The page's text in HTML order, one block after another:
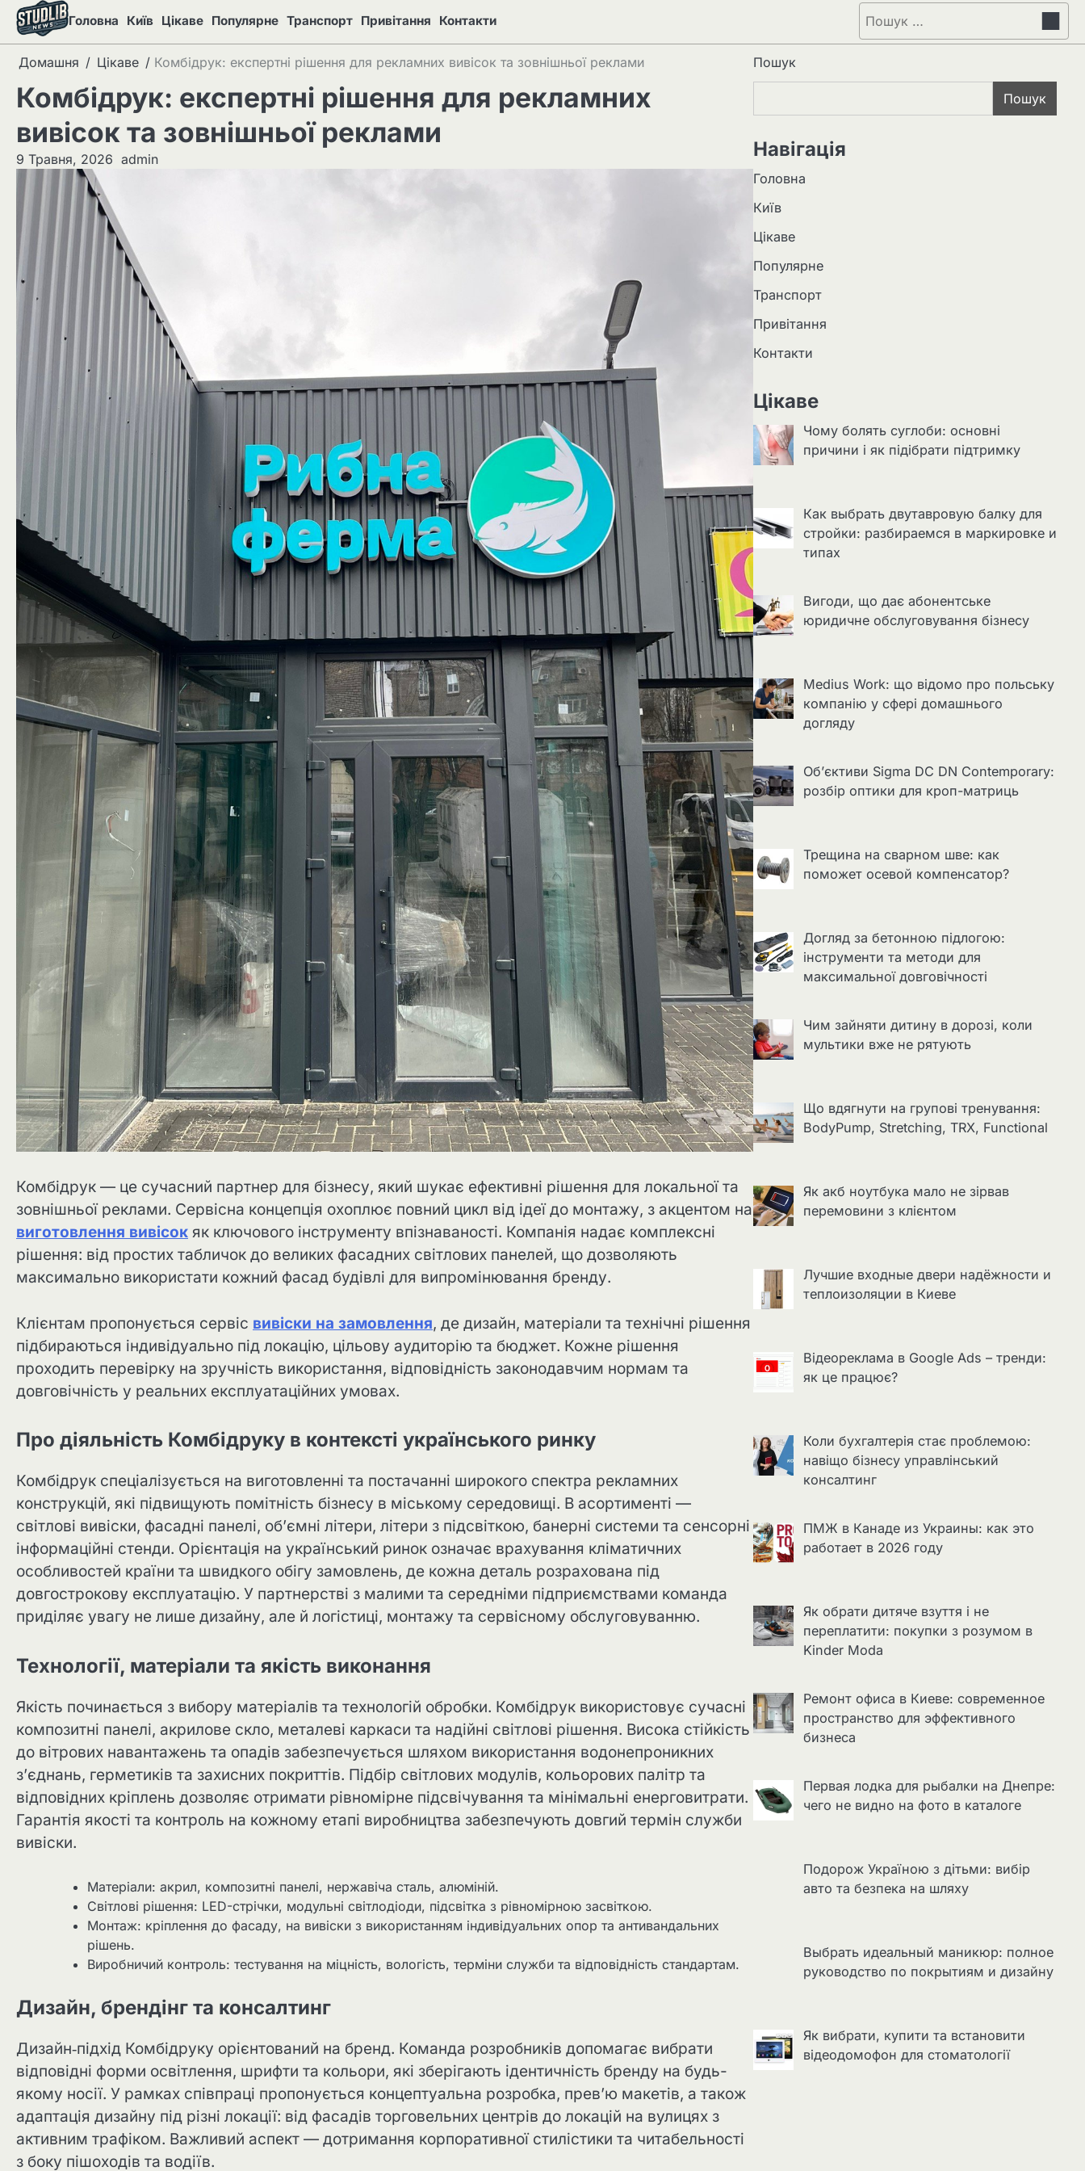
Перейти
вмісту
Головна Київ Цікаве Популярне Транспорт Привітання Контакти Пошук:
Домашня Цікаве Комбідрук: експертні рішення для рекламних вивісок та зовнішньої реклами
Комбідрук: експертні рішення для рекламних
вивісок та зовнішньої реклами
9 Травня, 2026 admin
Комбідрук — це сучасний партнер для бізнесу, який шукає ефективні рішення для локальної та
зовнішньої реклами. Сервісна концепція охоплює повний цикл від ідеї до монтажу, з акцентом на
виготовлення вивісок як ключового інструменту впізнаваності. Компанія надає комплексні
рішення: від простих табличок до великих фасадних світлових панелей, що дозволяють
максимально використати кожний фасад будівлі для випромінювання бренду.
Клієнтам пропонується сервіс вивіски на замовлення, де дизайн, матеріали та технічні рішення
підбираються індивідуально під локацію, цільову аудиторію та бюджет. Кожне рішення
проходить перевірку на зручність використання, відповідність законодавчим нормам та
довговічність у реальних експлуатаційних умовах.
Про діяльність Комбідруку в контексті українського ринку
Комбідрук спеціалізується на виготовленні та постачанні широкого спектра рекламних
конструкцій, які підвищують помітність бізнесу в міському середовищі. В асортименті —
світлові вивіски, фасадні панелі, об’ємні літери, літери з підсвіткою, банерні системи та сенсорні
інформаційні стенди. Орієнтація на український ринок означає врахування кліматичних
особливостей країни та швидкого обігу замовлень, де кожна деталь розрахована під
довгострокову експлуатацію. У партнерстві з малими та середніми підприємствами команда
приділяє увагу не лише дизайну, але й логістиці, монтажу та сервісному обслуговуванню.
Технології, матеріали та якість виконання
Якість починається з вибору матеріалів та технологій обробки. Комбідрук використовує сучасні
композитні панелі, акрилове скло, металеві каркаси та надійні світлові рішення. Висока стійкість
до вітрових навантажень та опадів забезпечується шляхом використання водонепроникних
з’єднань, герметиків та захисних покриттів. Підбір світлових модулів, кольорових палітр та
відповідних кріплень дозволяє отримати рівномірне підсвічування та мінімальні енерговитрати.
Гарантія якості та контроль на кожному етапі виробництва забезпечують довгий термін служби
вивіски.
Матеріали: акрил, композитні панелі, нержавіча сталь, алюміній.
Світлові рішення: LED-стрічки, модульні світлодіоди, підсвітка з рівномірною засвіткою.
Монтаж: кріплення до фасаду, на вивіски з використанням індивідуальних опор та антивандальних
рішень.
Виробничий контроль: тестування на міцність, вологість, терміни служби та відповідність стандартам.
Дизайн, брендінг та консалтинг
Дизайн‑підхід Комбідруку орієнтований на бренд. Команда розробників допомагає вибрати
відповідні форми освітлення, шрифти та кольори, які зберігають ідентичність бренду на будь-
якому носії. У рамках співпраці пропонується концептуальна розробка, прев’ю макетів, а також
адаптація дизайну під різні локації: від фасадів торговельних центрів до локацій на вулицях з
активним трафіком. Важливий аспект — дотримання корпоративної стилістики та читабельності
з боку пішоходів та водіїв.
Пошук
Пошук
Навігація
Головна
Київ
Цікаве
Популярне
Транспорт
Привітання
Контакти
Цікаве
Чому болять суглоби: основні
причини і як підібрати підтримку
Как выбрать двутавровую балку для
стройки: разбираемся в маркировке и
типах
Вигоди, що дає абонентське
юридичне обслуговування бізнесу
Medius Work: що відомо про польську
компанію у сфері домашнього
догляду
Об’єктиви Sigma DC DN Contemporary:
розбір оптики для кроп-матриць
Трещина на сварном шве: как
поможет осевой компенсатор?
Догляд за бетонною підлогою:
інструменти та методи для
максимальної довговічності
Чим зайняти дитину в дорозі, коли
мультики вже не рятують
Що вдягнути на групові тренування:
BodyPump, Stretching, TRX, Functional
Як акб ноутбука мало не зірвав
перемовини з клієнтом
Лучшие входные двери надёжности и
теплоизоляции в Киеве
Відеореклама в Google Ads – тренди:
як це працює?
Коли бухгалтерія стає проблемою:
навіщо бізнесу управлінський
консалтинг
ПМЖ в Канаде из Украины: как это
работает в 2026 году
Як обрати дитяче взуття і не
переплатити: покупки з розумом в
Kinder Moda
Ремонт офиса в Киеве: современное
пространство для эффективного
бизнеса
Первая лодка для рыбалки на Днепре:
чего не видно на фото в каталоге
Подорож Україною з дітьми: вибір
авто та безпека на шляху
Выбрать идеальный маникюр: полное
руководство по покрытиям и дизайну
Як вибрати, купити та встановити
відеодомофон для стоматології